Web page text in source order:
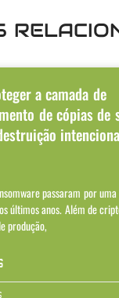
a camada de
de cópias de
passaram por
últimos anos. Além de
produção,